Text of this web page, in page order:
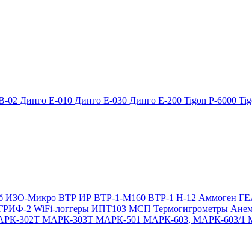
02 Динго Е-010 Динго Е-030 Динго Е-200 Tigon P-6000
ИЗО-Микро ВТР ИР ВТР-1-М160 ВТР-1 Н-12 Аммоген
2 WiFi-логгеры ИПТ103 МСП Термогигрометры
302Т МАРК-303Т МАРК-501 МАРК-603, МАРК-603/1